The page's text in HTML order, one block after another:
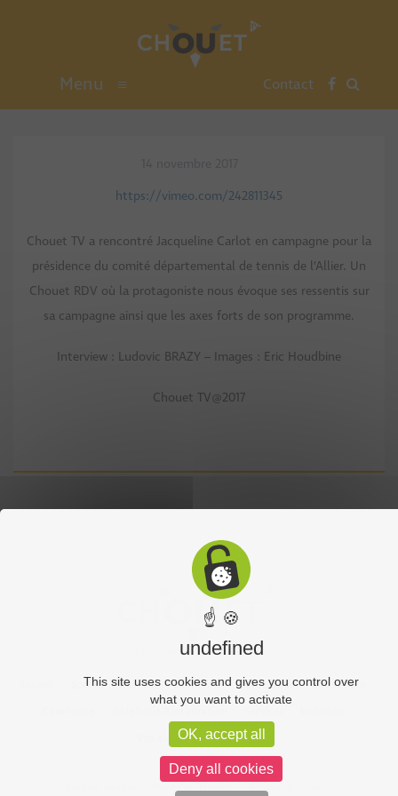
Menu ≡ Contact
https://vimeo.com/242811345
Chouet TV a rencontré Jacqueline Carlot en campagne pour la
présidence du comité départemental de tennis de l’Allier. Un
Chouet RDV où la protagoniste nous évoque ses ressentis sur
sa campagne ainsi que les axes forts de son programme.
Interview : Ludovic BRAZY – Images : Eric Houdbine
Chouet TV@2017
Sports Culture Economie Découverte
Chouet’eco
Vos vidéos
Partenaires
Mentions légales Administration
☝ 🍪
undefined
This site uses cookies and gives you control over
what you want to activate
OK, accept all
Deny all cookies